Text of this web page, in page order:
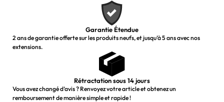
Garantie Étendue
2 ans de garantie offerte sur les produits neufs, et jusqu’à 5 ans avec nos
extensions.
Rétractation sous 14 jours
Vous avez changé d’avis ? Renvoyez votre article et obtenez un
remboursement de manière simple et rapide !